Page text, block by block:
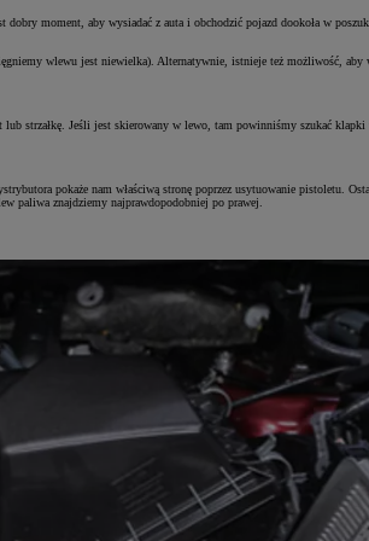
moment, aby wysiadać z auta i obchodzić pojazd dookoła w
wlewu jest niewielka). Alternatywnie, istnieje też możliwość, aby
strzałkę. Jeśli jest skierowany w lewo, tam powinniśmy szukać
pokaże nam właściwą stronę poprzez usytuowanie pistoletu.
paliwa znajdziemy najprawdopodobniej po prawej.